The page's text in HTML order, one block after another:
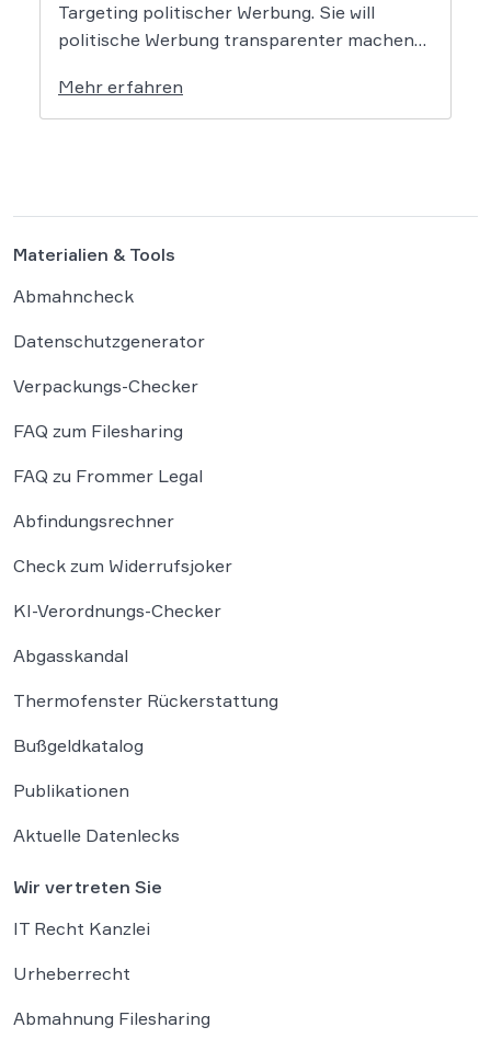
Targeting politischer Werbung. Sie will
politische Werbung transparenter machen
sensibler Daten. Die Regierung will die
Verordnung in Deutschland nun ergänzen.
Mehr erfahren
Materialien & Tools
Abmahncheck
Datenschutzgenerator
Verpackungs-Checker
FAQ zum Filesharing
FAQ zu Frommer Legal
Abfindungsrechner
Check zum Widerrufsjoker
KI-Verordnungs-Checker
Abgasskandal
Thermofenster Rückerstattung
Bußgeldkatalog
Publikationen
Aktuelle Datenlecks
Wir vertreten Sie
IT Recht Kanzlei
Urheberrecht
Abmahnung Filesharing